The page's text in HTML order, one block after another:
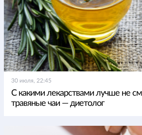
30 июля, 22:45
С какими лекарствами лучше не
травяные чаи — диетолог